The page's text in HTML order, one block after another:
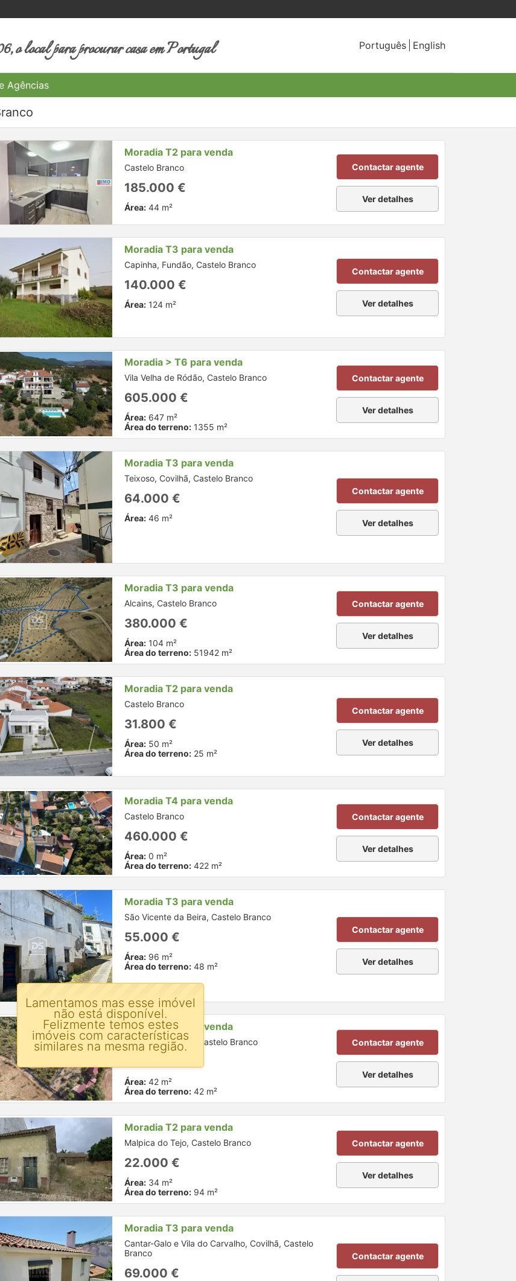
o local para procurar casa em Portugal Português English
Agências
Moradia T2 para venda
Castelo Branco
185.000 €
Área: 44 m²
Contactar agente
Ver detalhes
Moradia T3 para venda
Capinha, Fundão, Castelo Branco
140.000 €
Área: 124 m²
Contactar agente
Ver detalhes
Moradia > T6 para venda
Vila Velha de Ródão, Castelo Branco
605.000 €
Área: 647 m²
Área do terreno: 1355 m²
Contactar agente
Ver detalhes
Moradia T3 para venda
Teixoso, Covilhã, Castelo Branco
64.000 €
Área: 46 m²
Contactar agente
Ver detalhes
Moradia T3 para venda
Alcains, Castelo Branco
380.000 €
Área: 104 m²
Área do terreno: 51942 m²
Contactar agente
Ver detalhes
Moradia T2 para venda
Castelo Branco
31.800 €
Área: 50 m²
Área do terreno: 25 m²
Contactar agente
Ver detalhes
Moradia T4 para venda
Castelo Branco
460.000 €
Área: 0 m²
Área do terreno: 422 m²
Contactar agente
Ver detalhes
Moradia T3 para venda
São Vicente da Beira, Castelo Branco
55.000 €
Área: 96 m²
Área do terreno: 48 m²
Contactar agente
Ver detalhes
Moradia T2 para venda
Cebolais de Cima, Castelo Branco
Área: 42 m²
Área do terreno: 42 m²
Contactar agente
Ver detalhes
Moradia T2 para venda
Malpica do Tejo, Castelo Branco
22.000 €
Área: 34 m²
Área do terreno: 94 m²
Contactar agente
Ver detalhes
Moradia T3 para venda
Cantar-Galo e Vila do Carvalho, Covilhã, Castelo
Branco
69.000 €
Contactar agente
Lamentamos mas esse imóvel
não está disponível.
Felizmente temos estes
imóveis com características
similares na mesma região.